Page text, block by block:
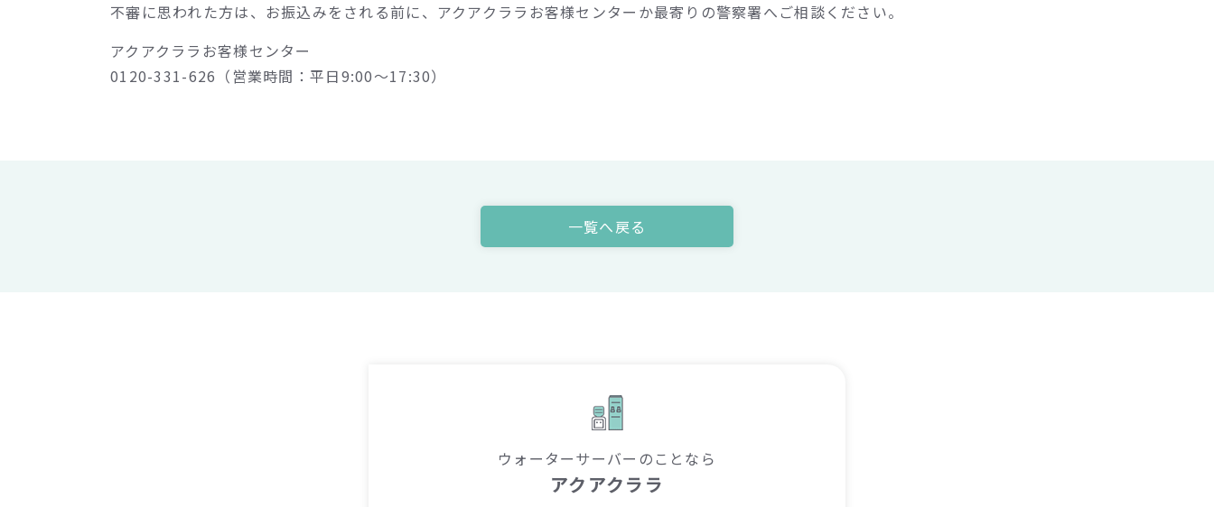
不審に思われた方は、お振込みをされる前に、アクアクララお客様センターか最寄りの警察署へご相談ください。
アクアクララお客様センター
0120-331-626（営業時間：平日9:00～17:30）
一覧へ戻る
ウォーターサーバーのことなら
アクアクララ